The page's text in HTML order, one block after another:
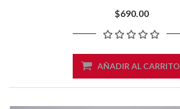
$690.00
AÑADIR AL CARRITO